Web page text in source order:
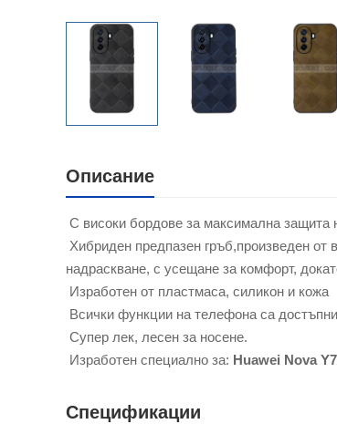
Описание
С високи бордове за максимална защита
Хибриден предпазен гръб,произведен от
надраскване, с усещане за комфорт,
Изработен от пластмаса, силикон и кожа
Всички функции на телефона са
Супер лек, лесен за носене.
Изработен специално за: Huawei Nova
Спецификации